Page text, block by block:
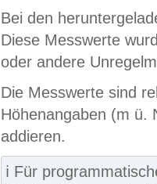
Bei den
Diese Messwerte
oder andere
Die Messwerte sind
Höhenangaben (m ü.
addieren.
ℹ️ Für